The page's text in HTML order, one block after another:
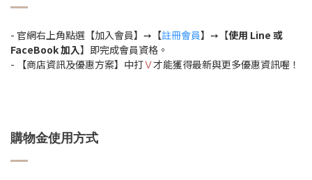
- 官網右上角點選【加入會員】➙【註冊會員】➙【使用 Line 或
FaceBook 加入】即完成會員資格。
- 【商店資訊及優惠方案】中打Ｖ才能獲得最新與更多優惠資訊喔！
購物金使用方式